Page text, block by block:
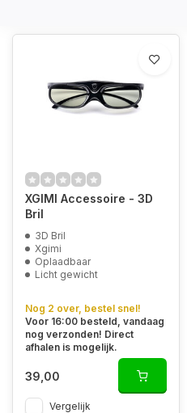
XGIMI Accessoire - 3D
Bril
3D Bril
Xgimi
Oplaadbaar
Licht gewicht
Nog 2 over, bestel snel!
Voor 16:00 besteld, vandaag
nog verzonden! Direct
afhalen is mogelijk.
39,00
Vergelijk